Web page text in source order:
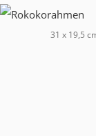
31 x 19,5